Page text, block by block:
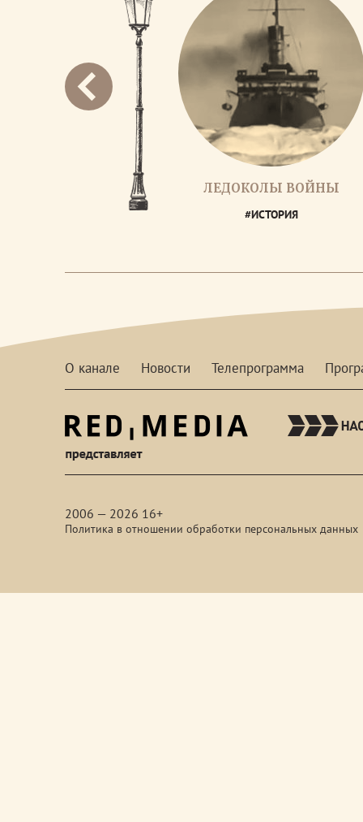
ЛЕДОКОЛЫ ВОЙНЫ
#ИСТОРИЯ
О канале Новости Телепрограмма
2006 — 2026 16+
Политика в отношении обработки персональных данных